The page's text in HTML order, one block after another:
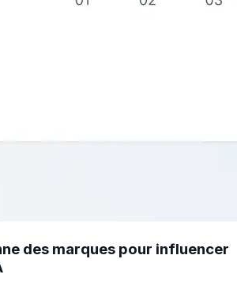
des marques pour influencer